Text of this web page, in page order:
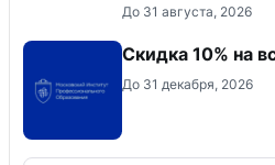
До 31 августа, 2026
Скидка 10% на
До 31 декабря, 2026